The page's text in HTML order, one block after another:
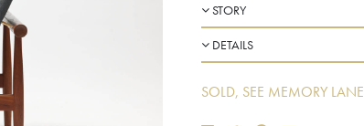
STORY
DETAILS
SOLD, SEE MEMORY LANE